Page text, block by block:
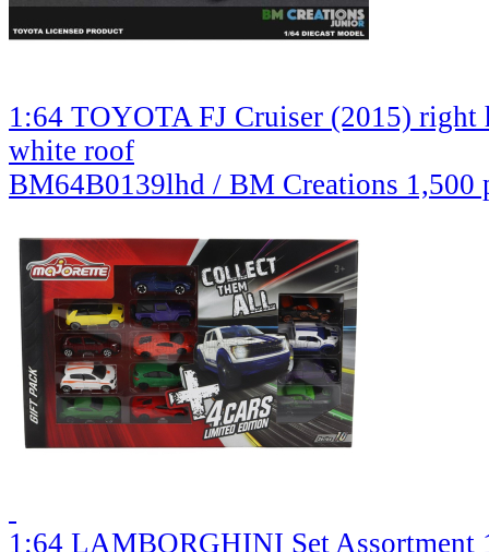
1:64 TOYOTA FJ Cruiser (2015)
white roof
BM64B0139lhd / BM Creations 1,500
1:64 LAMBORGHINI Set Assortment